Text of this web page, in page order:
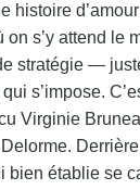
histoire
on s’y attend le
stratégie —
s’impose.
Virginie
bien établie se